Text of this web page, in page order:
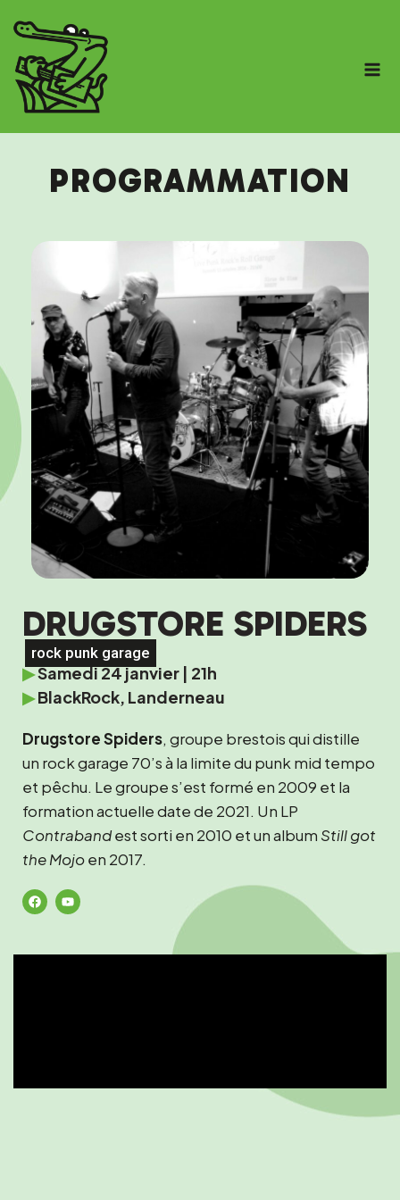
PROGRAMMATION
DRUGSTORE SPIDERS
rock punk garage
▶Samedi 24 janvier | 21h
▶BlackRock, Landerneau
Drugstore Spiders, groupe brestois qui distille
un rock garage 70’s à la limite du punk mid tempo
et pêchu. Le groupe s’est formé en 2009 et la
formation actuelle date de 2021. Un LP
Contrabandest sorti en 2010 et un album Still got
the Mojoen 2017.